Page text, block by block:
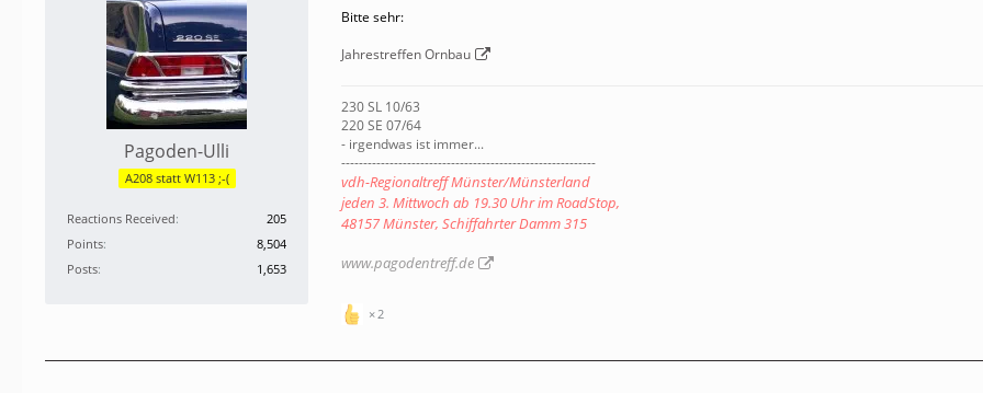
Pagoden-Ulli
A208 statt W113 ;-(
Reactions Received
205
Points
8,504
Posts
1,653
Bitte sehr:
Jahrestreffen Ornbau
230 SL 10/63
220 SE 07/64
- irgendwas ist immer...
----------------------------------------------------------
vdh-Regionaltreff Münster/Münsterland
jeden 3. Mittwoch ab 19.30 Uhr im RoadStop,
48157 Münster, Schiffahrter Damm 315
www.pagodentreff.de
2